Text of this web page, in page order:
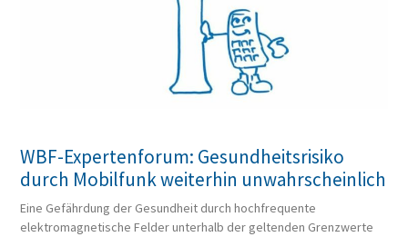
WBF-Expertenforum: Gesundheitsrisiko
durch Mobilfunk weiterhin unwahrscheinlich
Eine Gefährdung der Gesundheit durch hochfrequente
elektromagnetische Felder unterhalb der geltenden Grenzwerte